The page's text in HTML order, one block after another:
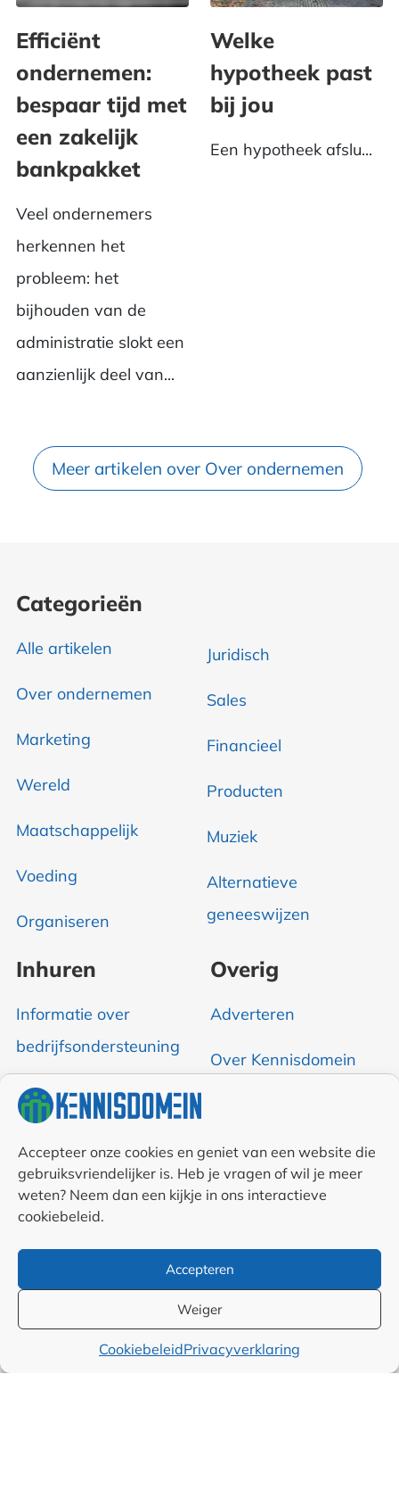
Accepteer onze cookies en geniet van een website die
gebruiksvriendelijker is. Heb je vragen of wil je meer
weten? Neem dan een kijkje in ons interactieve
cookiebeleid.
Accepteren
Weiger
CookiebeleidPrivacyverklaring
Efficiënt
ondernemen:
bespaar tijd met
een zakelijk
bankpakket
Veel ondernemers
herkennen het
probleem: het
bijhouden van de
administratie slokt een
aanzienlijk deel van...
Welke
hypotheek past
bij jou
Een hypotheek afslu...
Meer artikelen over Over ondernemen
Categorieën
Alle artikelen
Over ondernemen
Marketing
Wereld
Maatschappelijk
Voeding
Organiseren
Juridisch
Sales
Financieel
Producten
Muziek
Alternatieve
geneeswijzen
Inhuren
Informatie over
bedrijfsondersteuning
Overig
Adverteren
Over Kennisdomein
RSS & Nieuwsfeed
Auteurs
linkpartners
Algemene
voorwaarden